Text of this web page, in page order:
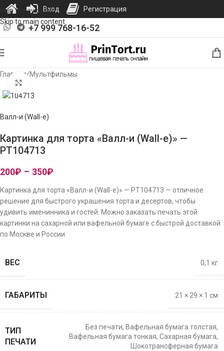
Skip to navigation
Skip to main content
+7 999 768-16-52
Главная/Мультфильмы
Валл-и (Wall-e)
Картинка для торта «Валл-и (Wall-e)» —
PT104713
200₽ – 350₽
Картинка для торта «Валл-и (Wall-e)» — PT104713 — отличное
решение для быстрого украшения торта и десертов, чтобы
удивить именинника и гостей. Можно заказать печать этой
картинки на сахарной или вафельной бумаге с быстрой доставкой
по Москве и России.
ВЕС 0,1 кг
ГАБАРИТЫ 21 × 29 × 1 см
ТИП
ПЕЧАТИ
Без печати, Вафельная бумага толстая,
Вафельная бумага тонкая, Сахарная бумага,
Шокотрансферная бумага
Вход Регистрация